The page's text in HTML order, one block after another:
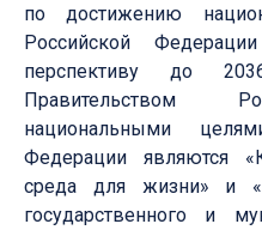
по достижению
Российской
перспективу до
Правительством
национальными
Федерации являются
среда для жизни» и
государственного и